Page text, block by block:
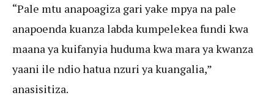
“Pale mtu anapoagiza gari yake mpya na pale
anapoenda kuanza labda kumpelekea fundi kwa
maana ya kuifanyia huduma kwa mara ya kwanza
yaani ile ndio hatua nzuri ya kuangalia,”
anasisitiza.